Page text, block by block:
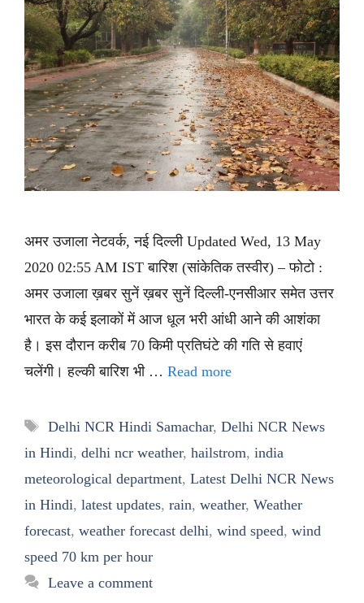
अमर उजाला नेटवर्क, नई दिल्ली Updated Wed, 13 May
2020 02:55 AM IST बारिश (सांकेतिक तस्वीर) – फोटो :
अमर उजाला ख़बर सुनें ख़बर सुनें दिल्ली-एनसीआर समेत उत्तर
भारत के कई इलाकों में आज धूल भरी आंधी आने की आशंका
है। इस दौरान करीब 70 किमी प्रतिघंटे की गति से हवाएं
चलेंगी। हल्की बारिश भी … Read more
Tags
Delhi NCR Hindi Samachar, Delhi NCR News
in Hindi, delhi ncr weather, hailstrom, india
meteorological department, Latest Delhi NCR News
in Hindi, latest updates, rain, weather, Weather
forecast, weather forecast delhi, wind speed, wind
speed 70 km per hour
Leave a comment